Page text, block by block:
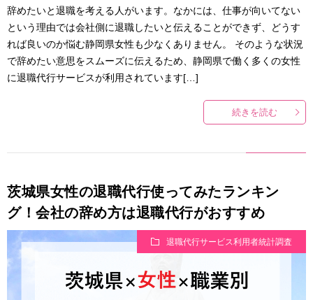
辞めたいと退職を考える人がいます。なかには、仕事が向いてない
という理由では会社側に退職したいと伝えることができず、どうす
れば良いのか悩む静岡県女性も少なくありません。 そのような状況
で辞めたい意思をスムーズに伝えるため、静岡県で働く多くの女性
に退職代行サービスが利用されています[…]
続きを読む
茨城県女性の退職代行使ってみたランキン
グ！会社の辞め方は退職代行がおすすめ
退職代行サービス利用者統計調査